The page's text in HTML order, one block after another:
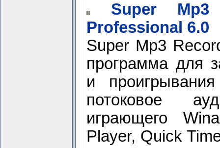
Super Mp3
Professional 6.0
Super Mp3
программа для
и
потоковое
играющего
Player, Quick